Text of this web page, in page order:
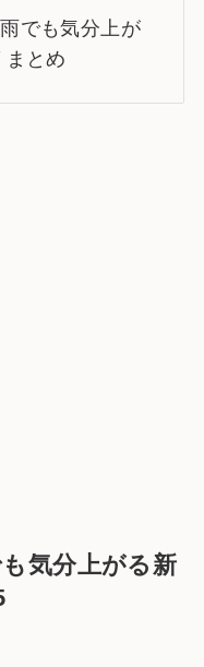
でも気分上が
まとめ
気分上がる新